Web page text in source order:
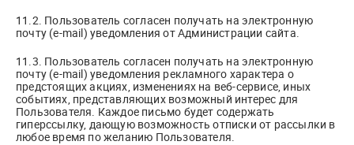
11.2. Пользователь согласен получать на электронную
почту (e-mail) уведомления от Администрации сайта.
11.3. Пользователь согласен получать на электронную
почту (e-mail) уведомления рекламного характера о
предстоящих акциях, изменениях на веб-сервисе, иных
событиях, представляющих возможный интерес для
Пользователя. Каждое письмо будет содержать
гиперссылку, дающую возможность отписки от рассылки в
любое время по желанию Пользователя.